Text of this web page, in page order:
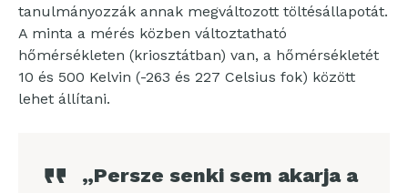
tanulmányozzák annak megváltozott töltésállapotát.
A minta a mérés közben változtatható
hőmérsékleten (kriosztátban) van, a hőmérsékletét
10 és 500 Kelvin (-263 és 227 Celsius fok) között
lehet állítani.
„Persze senki sem akarja a